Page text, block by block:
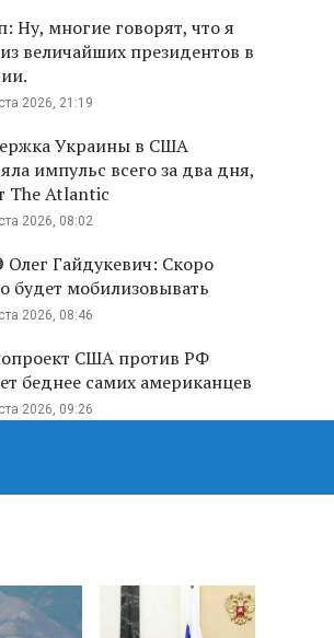
Ну, многие говорят, что я
величайших президентов в
2026, 21:19
Украины в США
импульс всего за два дня,
The Atlantic
2026, 08:02
Олег Гайдукевич: Скоро
будет мобилизовывать
2026, 08:46
США против РФ
беднее самих американцев
2026, 09:26